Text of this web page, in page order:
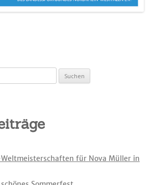
für Nova Müller in